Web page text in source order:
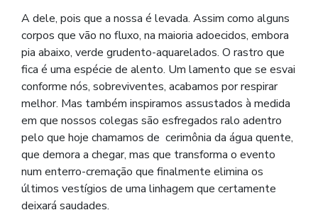
A dele, pois que a nossa é levada. Assim como alguns
corpos que vão no fluxo, na maioria adoecidos, embora
pia abaixo, verde grudento-aquarelados. O rastro que
fica é uma espécie de alento. Um lamento que se esvai
conforme nós, sobreviventes, acabamos por respirar
melhor. Mas também inspiramos assustados à medida
em que nossos colegas são esfregados ralo adentro
pelo que hoje chamamos de cerimônia da água quente,
que demora a chegar, mas que transforma o evento
num enterro-cremação que finalmente elimina os
últimos vestígios de uma linhagem que certamente
deixará saudades.